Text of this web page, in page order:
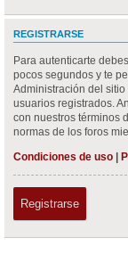
REGISTRARSE
Para autenticarte
pocos segundos y te
Administración del
usuarios registrados.
con nuestros términos
normas de los foros
Condiciones de uso
Registrarse